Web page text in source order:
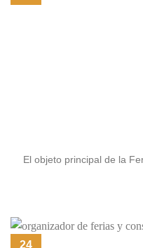
El objeto principal de la
24